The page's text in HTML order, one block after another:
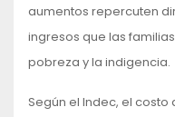
aumentos repercuten
ingresos que las
pobreza y la indigencia.
Según el Indec, el costo